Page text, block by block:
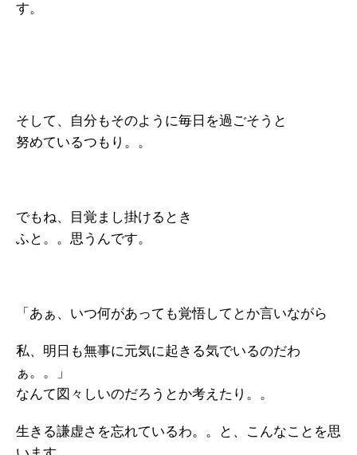
す。
そして、自分もそのように毎日を過ごそうと
努めているつもり。。
でもね、目覚まし掛けるとき
ふと。。思うんです。
「あぁ、いつ何があっても覚悟してとか言いながら
私、明日も無事に元気に起きる気でいるのだわ
ぁ。。」
なんて図々しいのだろうとか考えたり。。
生きる謙虚さを忘れているわ。。と、こんなことを思